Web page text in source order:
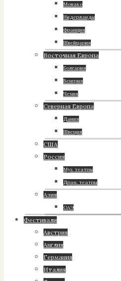
Монако
Нидерланды
Франция
Швейцария
Восточная Европа
Болгария
Венгрия
Чехия
Северная Европа
Дания
Швеция
США
Россия
Муз. театры
Драм. театры
Азия
ОАЭ
Фестивали
Австрия
Англия
Германия
Италия